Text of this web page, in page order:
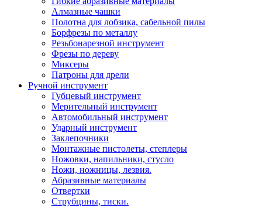
Алмазные чашки
Полотна для лобзика, сабельной пилы
Борфрезы по металлу
Резьбонарезной инструмент
Фрезы по дереву
Миксеры
Патроны для дрели
Ручной инструмент
Губцевый инструмент
Мерительный инструмент
Автомобильный инструмент
Ударный инструмент
Заклепочники
Монтажные пистолеты, степлеры
Ножовки, напильники, стусло
Ножи, ножницы, лезвия.
Абразивные материалы
Отвертки
Cтрубцины, тиски.